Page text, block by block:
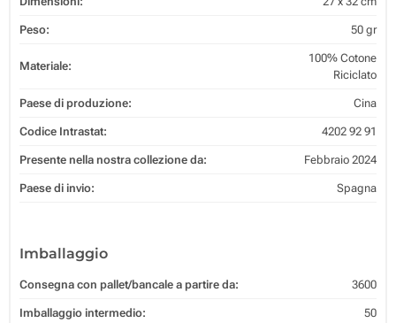
Peso: 50 gr
Materiale:
100% Cotone
Riciclato
Paese di produzione: Cina
Codice Intrastat: 4202 92 91
Presente nella nostra collezione da: Febbraio 2024
Paese di invio: Spagna
Imballaggio
Consegna con pallet/bancale a partire da: 3600
Imballaggio intermedio: 50